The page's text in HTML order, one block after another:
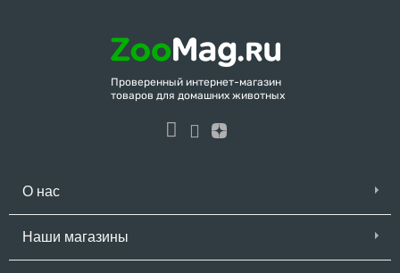
Проверенный интернет-магазин
товаров для домашних животных
О нас
Наши магазины